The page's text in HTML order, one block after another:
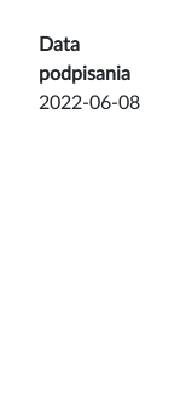
Data
podpisania
2022-06-08